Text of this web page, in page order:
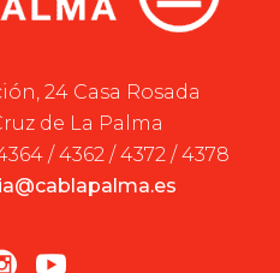
24 Casa Rosada
de La Palma
/ 4362 / 4372 / 4378